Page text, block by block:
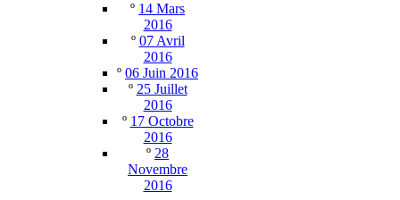
º 14 Mars
2016
º 07 Avril
2016
º 06 Juin 2016
º 25 Juillet
2016
º 17 Octobre
2016
º 28
Novembre
2016